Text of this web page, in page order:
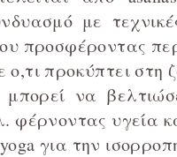
με
προσφέροντας
προκύπτει στη
να
φέρνοντας υγεία
για την